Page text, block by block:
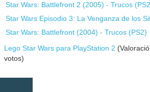
Star Wars: Battlefront 2 (2005) - Trucos (
Star Wars Episodio 3: La Venganza de los
Star Wars: Battlefront (2004) - Trucos (PS2)
Lego Star Wars para PlayStation 2
votos)